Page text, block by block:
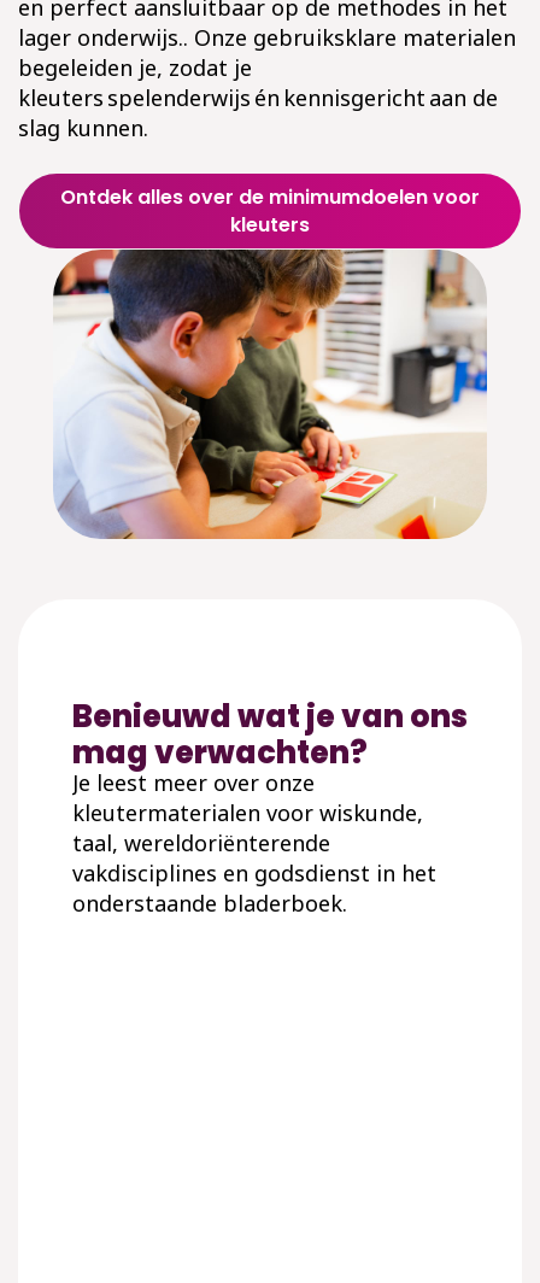
en perfect aansluitbaar op de methodes in het
lager onderwijs.. Onze gebruiksklare materialen
begeleiden je, zodat je
kleuters spelenderwijs én kennisgericht aan de
slag kunnen.
Ontdek alles over de minimumdoelen voor
kleuters
Benieuwd wat je van ons
mag verwachten?
Je leest meer over onze
kleutermaterialen voor wiskunde,
taal, wereldoriënterende
vakdisciplines en godsdienst in het
onderstaande bladerboek.